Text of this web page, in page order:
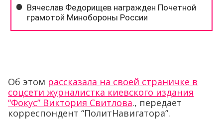
Об этом рассказала на своей страничке в
соцсети журналистка киевского издания
“Фокус” Виктория Свитлова., передает
корреспондент “ПолитНавигатора”.